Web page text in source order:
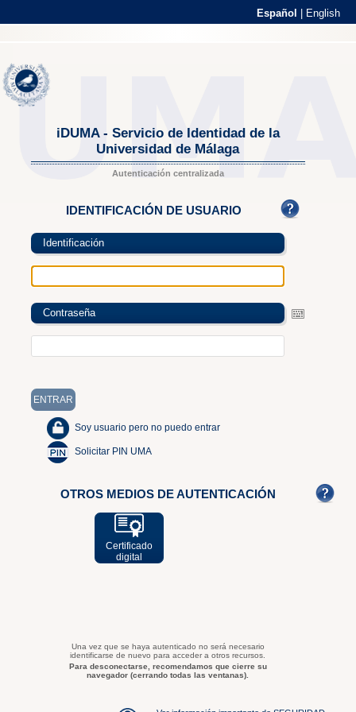
Español English
iDUMA - Servicio de Identidad de la
Universidad de Málaga
Autenticación centralizada
IDENTIFICACIÓN DE USUARIO
Identificación
Contraseña
Soy usuario pero no puedo entrar
Solicitar PIN UMA
OTROS MEDIOS DE AUTENTICACIÓN
Certificado
digital
Una vez que se haya autenticado no será necesario
identificarse de nuevo para acceder a otros recursos.
Para desconectarse, recomendamos que cierre su
navegador (cerrando todas las ventanas).